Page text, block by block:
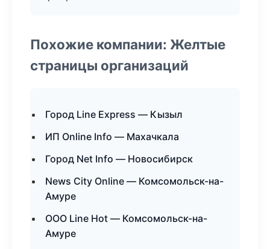
Похожие компании: Желтые
страницы организаций
Город Line Express — Кызыл
ИП Online Info — Махачкала
Город Net Info — Новосибирск
News City Online — Комсомольск-на-
Амуре
ООО Line Hot — Комсомольск-на-
Амуре